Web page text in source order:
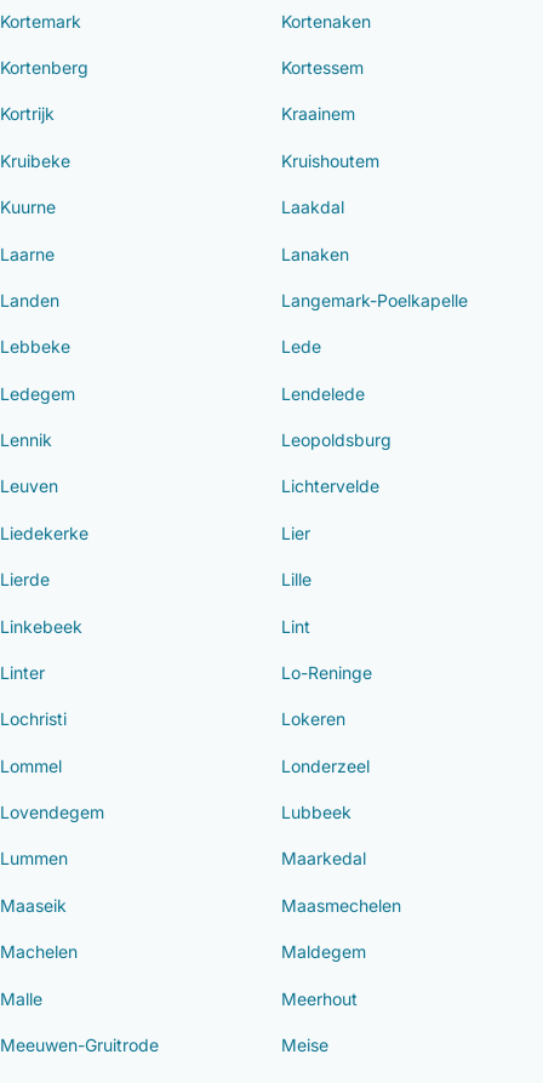
Kortemark Kortenaken
Kortenberg Kortessem
Kortrijk Kraainem
Kruibeke Kruishoutem
Kuurne Laakdal
Laarne Lanaken
Landen Langemark-Poelkapelle
Lebbeke Lede
Ledegem Lendelede
Lennik Leopoldsburg
Leuven Lichtervelde
Liedekerke Lier
Lierde Lille
Linkebeek Lint
Linter Lo-Reninge
Lochristi Lokeren
Lommel Londerzeel
Lovendegem Lubbeek
Lummen Maarkedal
Maaseik Maasmechelen
Machelen Maldegem
Malle Meerhout
Meeuwen-Gruitrode Meise